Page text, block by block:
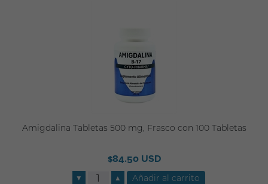
Amigdalina Tabletas 500 mg, Frasco con 100 Tabletas
$84.50 USD
▼ ▲